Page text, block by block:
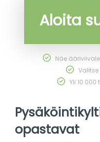
Aloita
Näe
Yli 10
opastavat